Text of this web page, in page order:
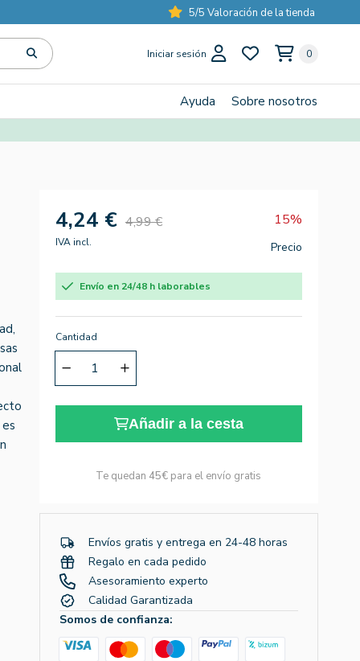
5/5 Valoración de la tienda
Iniciar sesión 0
Ayuda Sobre nosotros
4,24 € 4,99 € 15%
IVA incl. Precio
Envío en 24/48 h laborables
Cantidad
Añadir a la cesta
Te quedan 45€ para el envío gratis
Envíos gratis y entrega en 24-48 horas
Regalo en cada pedido
Asesoramiento experto
Calidad Garantizada
Somos de confianza: